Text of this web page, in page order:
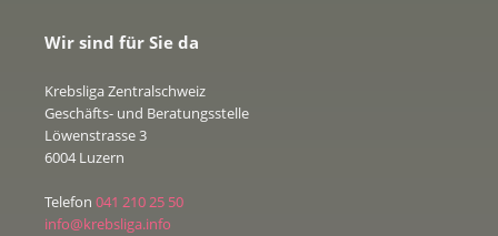
Wir sind für Sie da
Krebsliga Zentralschweiz
Geschäfts- und Beratungsstelle
Löwenstrasse 3
6004 Luzern
Telefon 041 210 25 50
info@krebsliga.info